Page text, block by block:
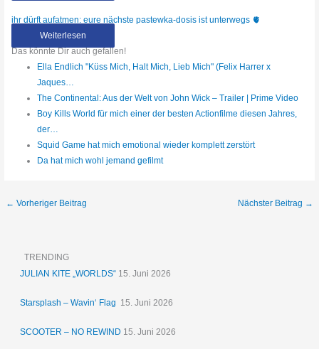
ihr dürft aufatmen: eure nächste pastewka-dosis ist unterwegs 🫀
Weiterlesen
Das könnte Dir auch gefallen!
Ella Endlich "Küss Mich, Halt Mich, Lieb Mich" (Felix Harrer x
Jaques…
The Continental: Aus der Welt von John Wick – Trailer | Prime Video
Boy Kills World für mich einer der besten Actionfilme diesen Jahres,
der…
Squid Game hat mich emotional wieder komplett zerstört
Da hat mich wohl jemand gefilmt
← Vorheriger Beitrag Nächster Beitrag →
TRENDING
JULIAN KITE „WORLDS“ 15. Juni 2026
Starsplash – Wavin‘ Flag 15. Juni 2026
SCOOTER – NO REWIND 15. Juni 2026